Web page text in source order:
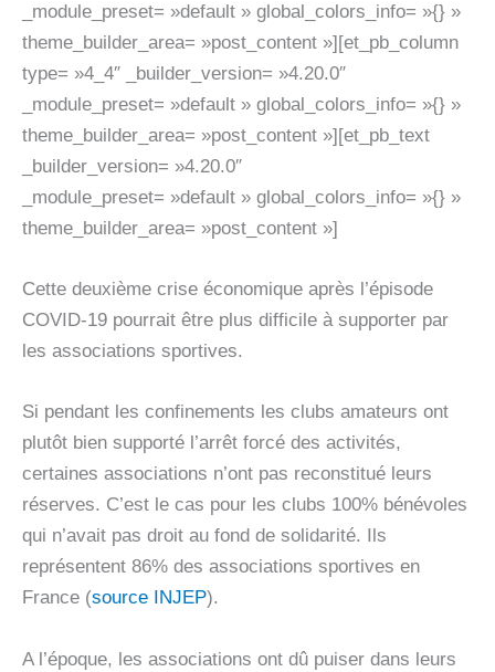
_module_preset= »default » global_colors_info= »{} »
theme_builder_area= »post_content »][et_pb_column
type= »4_4″ _builder_version= »4.20.0″
_module_preset= »default » global_colors_info= »{} »
theme_builder_area= »post_content »][et_pb_text
_builder_version= »4.20.0″
_module_preset= »default » global_colors_info= »{} »
theme_builder_area= »post_content »]
Cette deuxième crise économique après l’épisode
COVID-19 pourrait être plus difficile à supporter par
les associations sportives.
Si pendant les confinements les clubs amateurs ont
plutôt bien supporté l’arrêt forcé des activités,
certaines associations n’ont pas reconstitué leurs
réserves. C’est le cas pour les clubs 100% bénévoles
qui n’avait pas droit au fond de solidarité. Ils
représentent 86% des associations sportives en
France (source INJEP).
A l’époque, les associations ont dû puiser dans leurs